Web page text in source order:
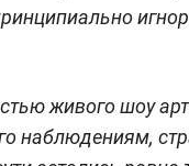
живого шоу
наблюдениям,